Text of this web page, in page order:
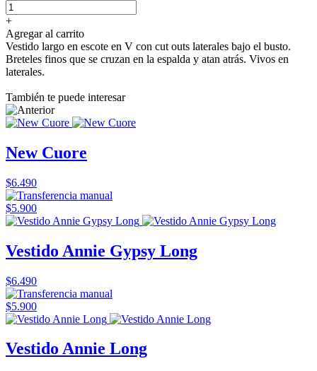
+
Agregar al carrito
Vestido largo en escote en V con cut outs laterales bajo el busto.
Breteles finos que se cruzan en la espalda y atan atrás. Vivos en
laterales.
También te puede interesar
New Cuore
$6.490
$5.900
Vestido Annie Gypsy Long
$6.490
$5.900
Vestido Annie Long